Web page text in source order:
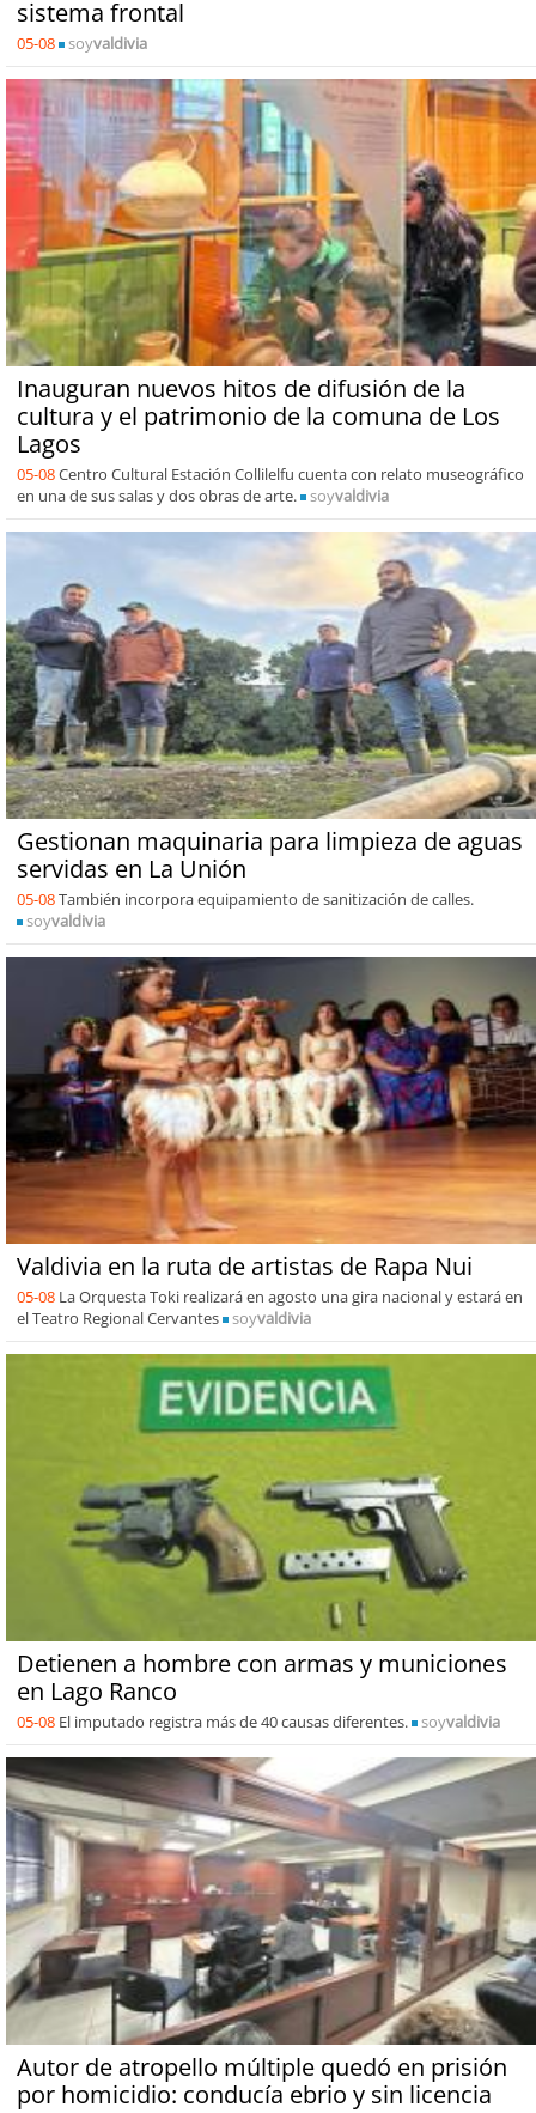
sistema frontal
05-08 soyvaldivia
Inauguran nuevos hitos de difusión de la
cultura y el patrimonio de la comuna de Los
Lagos
05-08Centro Cultural Estación Collilelfu cuenta con relato museográfico
en una de sus salas y dos obras de arte.
soyvaldivia
Gestionan maquinaria para limpieza de aguas
servidas en La Unión
05-08También incorpora equipamiento de sanitización de calles.
soyvaldivia
Valdivia en la ruta de artistas de Rapa Nui
05-08 La Orquesta Toki realizará en agosto una gira nacional y estará en
el Teatro Regional Cervantes
soyvaldivia
Detienen a hombre con armas y municiones
en Lago Ranco
05-08 El imputado registra más de 40 causas diferentes. soyvaldivia
Autor de atropello múltiple quedó en prisión
por homicidio: conducía ebrio y sin licencia